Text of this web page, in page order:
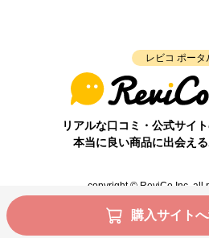
購入サイト
レビコ ポータ
リアルな口コミ・公式サイ
本当に良い商品に出会え
copyright © ReviCo Inc. all